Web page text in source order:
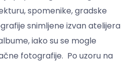
spomenike, gradske
snimljene izvan atelijera
iako su se mogle
fotografije. Po uzoru na